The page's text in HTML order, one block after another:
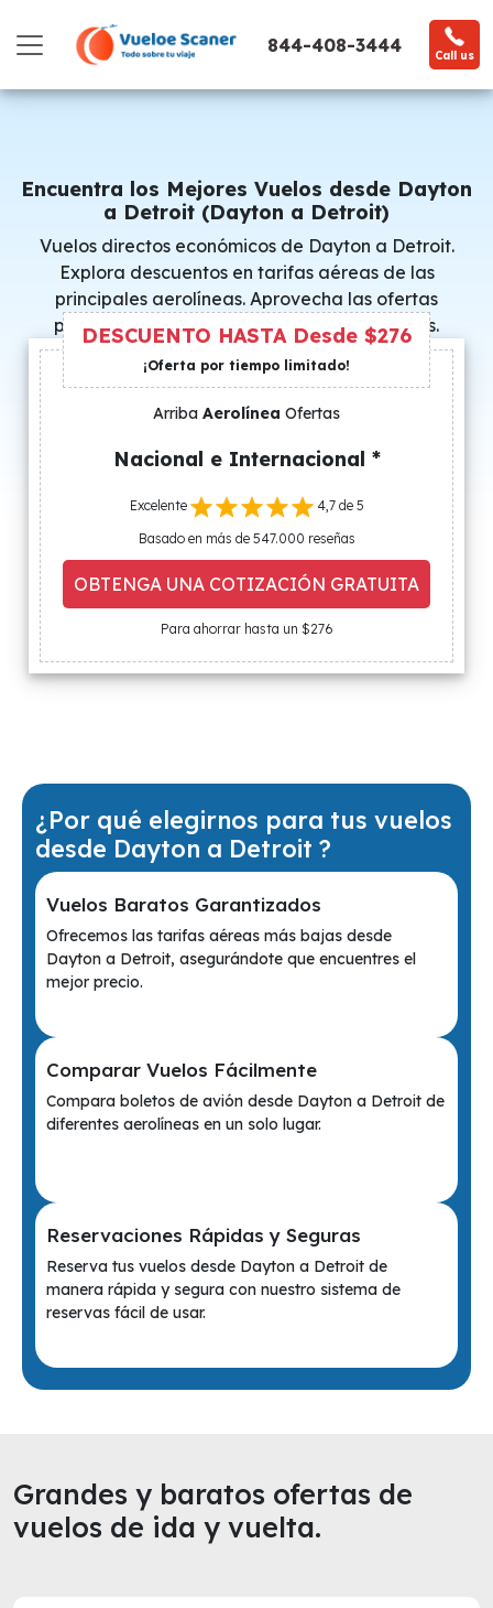
844-408-3444 Call us
Encuentra los Mejores Vuelos desde Dayton
a Detroit (Dayton a Detroit)
Vuelos directos económicos de Dayton a Detroit.
Explora descuentos en tarifas aéreas de las
principales aerolíneas. Aprovecha las ofertas
promocionales y consigue precios especiales.
DESCUENTO HASTA Desde $276
¡Oferta por tiempo limitado!
Arriba Aerolínea Ofertas
Nacional e Internacional *
Excelente
4,7 de 5
Basado en más de 547.000 reseñas
OBTENGA UNA COTIZACIÓN GRATUITA
Para ahorrar hasta un $276
¿Por qué elegirnos para tus vuelos
desde Dayton a Detroit ?
Vuelos Baratos Garantizados
Ofrecemos las tarifas aéreas más bajas desde
Dayton a Detroit, asegurándote que encuentres el
mejor precio.
Comparar Vuelos Fácilmente
Compara boletos de avión desde Dayton a Detroit de
diferentes aerolíneas en un solo lugar.
Reservaciones Rápidas y Seguras
Reserva tus vuelos desde Dayton a Detroit de
manera rápida y segura con nuestro sistema de
reservas fácil de usar.
Grandes y baratos ofertas de
vuelos de ida y vuelta.